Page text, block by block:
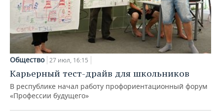
Общество 27 июл, 16:15
Карьерный тест-драйв для школьников
В республике начал работу профориентационный форум
«Профессии будущего»